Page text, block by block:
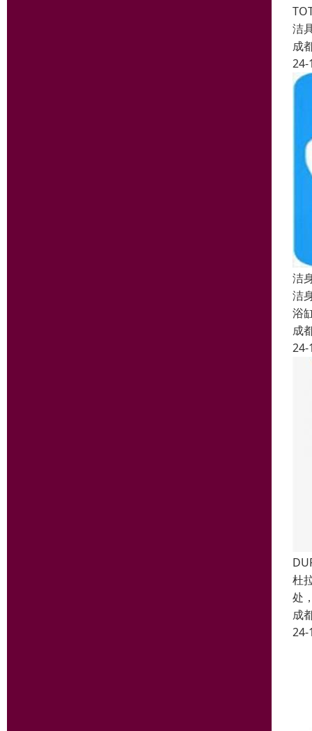
洁
成
24-
洁
洁
浴
成
24-
杜
处
成
24-